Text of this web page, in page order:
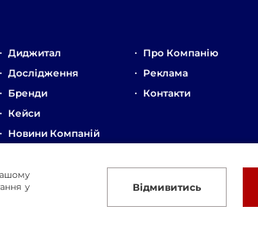
Диджитал
Дослідження
Бренди
Кейси
Новини Компаній
Стартапи
Про Компанію
Реклама
Контакти
у
Відмивитись